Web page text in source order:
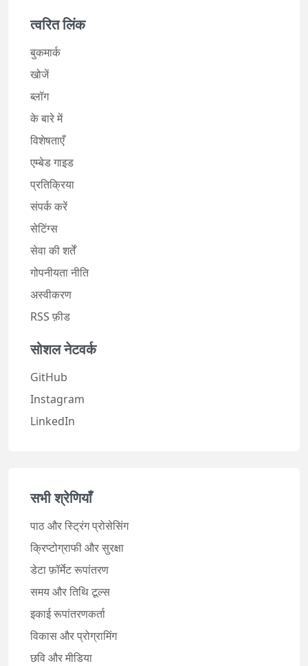
त्वरित लिंक
बुकमार्क
खोजें
ब्लॉग
के बारे में
विशेषताएँ
एम्बेड गाइड
प्रतिक्रिया
संपर्क करें
सेटिंग्स
सेवा की शर्तें
गोपनीयता नीति
अस्वीकरण
RSS फ़ीड
सोशल नेटवर्क
GitHub
Instagram
LinkedIn
सभी श्रेणियाँ
पाठ और स्ट्रिंग प्रोसेसिंग
क्रिप्टोग्राफी और सुरक्षा
डेटा फ़ॉर्मेट रूपांतरण
समय और तिथि टूल्स
इकाई रूपांतरणकर्ता
विकास और प्रोग्रामिंग
छवि और मीडिया